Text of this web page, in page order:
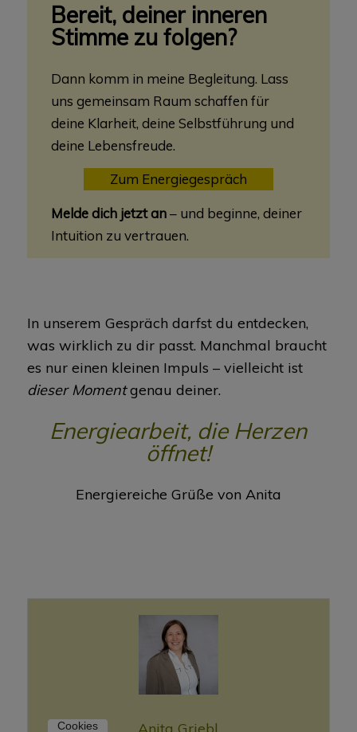
Bereit, deiner inneren
Stimme zu folgen?
Dann komm in meine Begleitung. Lass
uns gemeinsam Raum schaffen für
deine Klarheit, deine Selbstführung und
deine Lebensfreude.
Zum Energiegespräch
Melde dich jetzt an– und beginne, deiner
Intuition zu vertrauen.
In unserem Gespräch darfst du entdecken,
was wirklich zu dir passt. Manchmal braucht
es nur einen kleinen Impuls – vielleicht ist
dieser Momentgenau deiner.
Energiearbeit, die Herzen
öffnet!
Energiereiche Grüße von Anita
Anita Griebl
Cookies